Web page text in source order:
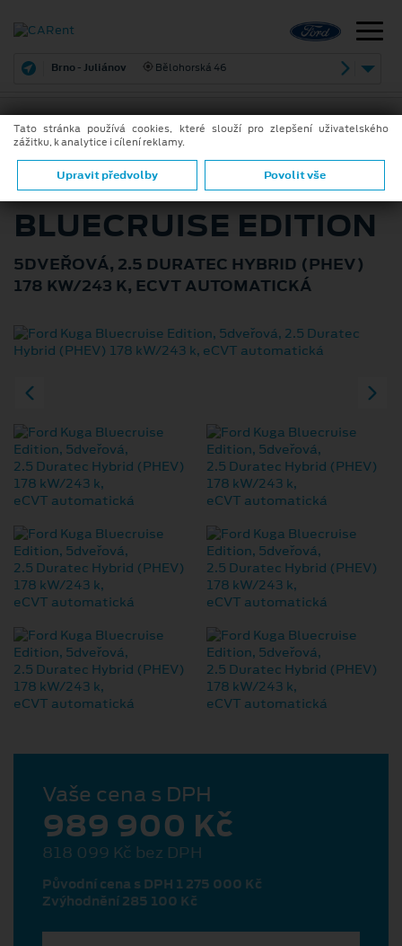
Brno - Juliánov Bělohorská 46
FORD KUGA
BLUECRUISE EDITION
5DVEŘOVÁ, 2.5 DURATEC HYBRID (PHEV)
178 KW/243 K, ECVT AUTOMATICKÁ
Vaše cena s DPH
989 900 Kč
818 099 Kč bez DPH
Původní cena s DPH 1 275 000 Kč
Zvýhodnění 285 100 Kč
Tato stránka používá cookies, které slouží pro zlepšení uživatelského
zážitku, k analytice i cílení reklamy.
Upravit předvolby Povolit vše